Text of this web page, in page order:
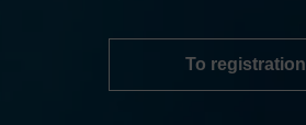
To registration